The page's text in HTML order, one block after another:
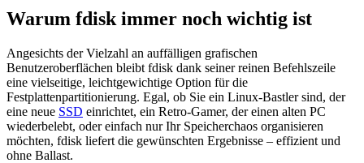
Warum fdisk immer noch wichtig ist
Angesichts der Vielzahl an auffälligen grafischen
Benutzeroberflächen bleibt fdisk dank seiner reinen Befehlszeile
eine vielseitige, leichtgewichtige Option für die
Festplattenpartitionierung. Egal, ob Sie ein Linux-Bastler sind, der
eine neue SSD einrichtet, ein Retro-Gamer, der einen alten PC
wiederbelebt, oder einfach nur Ihr Speicherchaos organisieren
möchten, fdisk liefert die gewünschten Ergebnisse – effizient und
ohne Ballast.